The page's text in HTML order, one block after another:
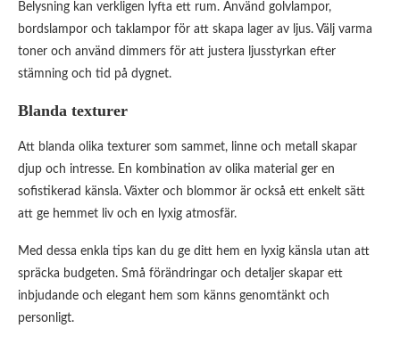
Belysning kan verkligen lyfta ett rum. Använd golvlampor,
bordslampor och taklampor för att skapa lager av ljus. Välj varma
toner och använd dimmers för att justera ljusstyrkan efter
stämning och tid på dygnet.
Blanda texturer
Att blanda olika texturer som sammet, linne och metall skapar
djup och intresse. En kombination av olika material ger en
sofistikerad känsla. Växter och blommor är också ett enkelt sätt
att ge hemmet liv och en lyxig atmosfär.
Med dessa enkla tips kan du ge ditt hem en lyxig känsla utan att
spräcka budgeten. Små förändringar och detaljer skapar ett
inbjudande och elegant hem som känns genomtänkt och
personligt.